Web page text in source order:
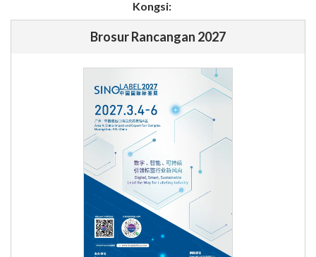
Kongsi:
Brosur Rancangan 2027